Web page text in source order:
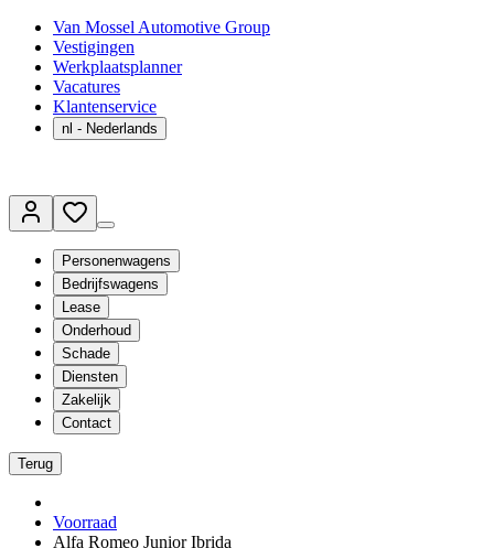
Van Mossel Automotive Group
Vestigingen
Werkplaatsplanner
Vacatures
Klantenservice
nl - Nederlands
Personenwagens
Bedrijfswagens
Lease
Onderhoud
Schade
Diensten
Zakelijk
Contact
Terug
Voorraad
Alfa Romeo Junior Ibrida